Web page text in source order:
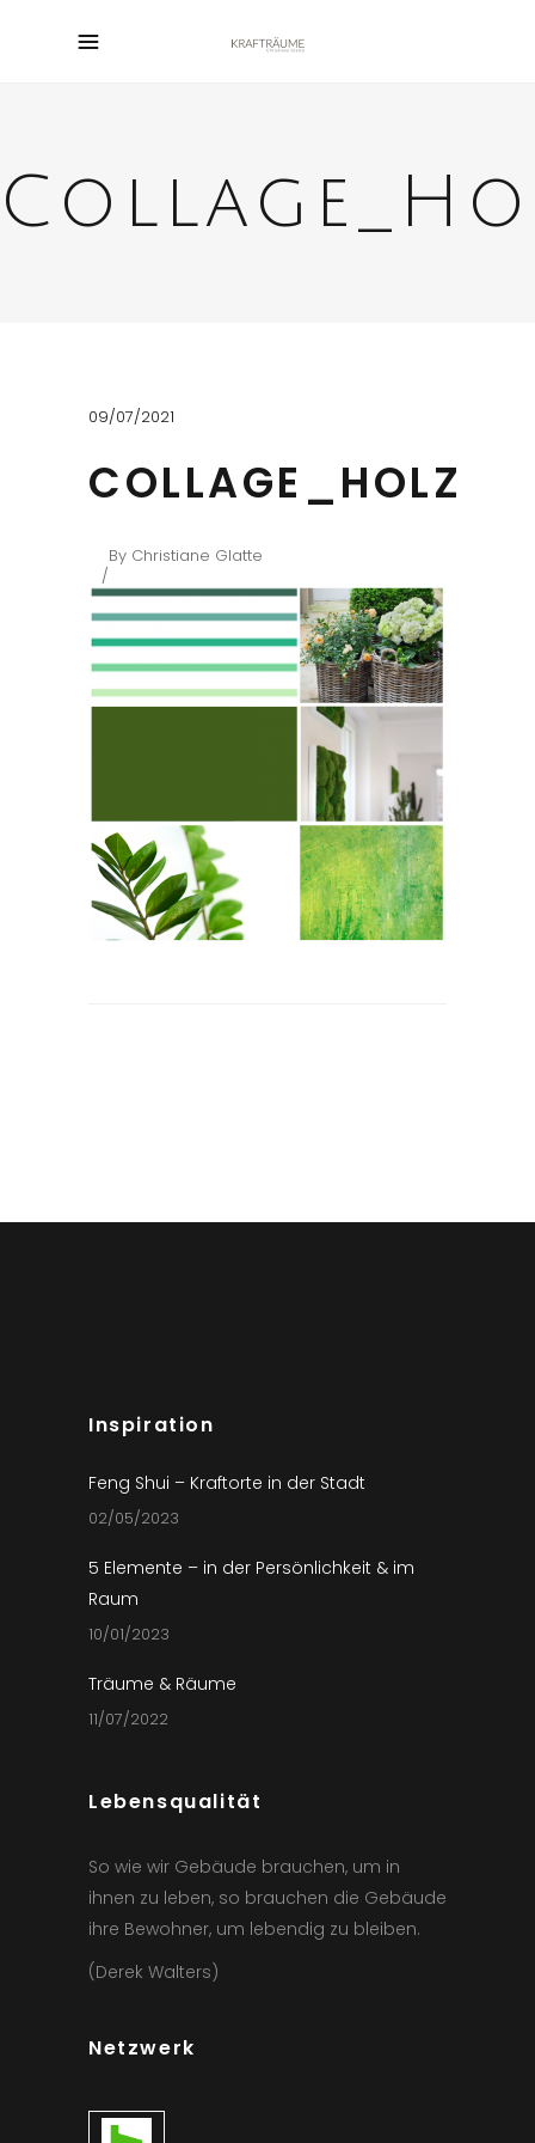
09/07/2021
COLLAGE_HOLZ
By Christiane Glatte
Inspiration
Feng Shui – Kraftorte in der Stadt
02/05/2023
5 Elemente – in der Persönlichkeit & im
Raum
10/01/2023
Träume & Räume
11/07/2022
Lebensqualität
So wie wir Gebäude brauchen, um in
ihnen zu leben, so brauchen die Gebäude
ihre Bewohner, um lebendig zu bleiben.
(Derek Walters)
Netzwerk